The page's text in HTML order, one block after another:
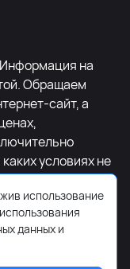
на
Обращаем
сайт, а
условиях не
кодекса
подробной
к
использование
данных и